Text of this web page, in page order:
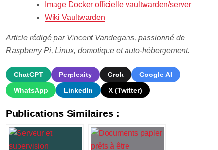
Image Docker officielle vaultwarden/server
Wiki Vaultwarden
Article rédigé par Vincent Vandegans, passionné de
Raspberry Pi, Linux, domotique et auto-hébergement.
ChatGPT Perplexity Grok
Google AI
WhatsApp
LinkedIn X (Twitter)
Publications Similaires :